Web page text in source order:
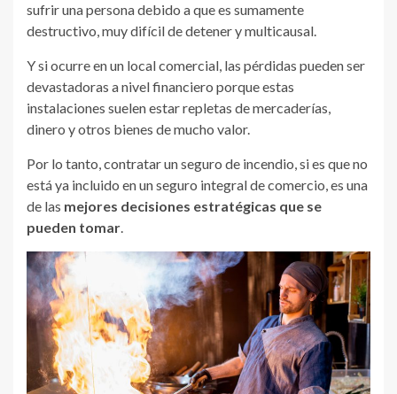
sufrir una persona debido a que es sumamente
destructivo, muy difícil de detener y multicausal.
Y si ocurre en un local comercial, las pérdidas pueden ser
devastadoras a nivel financiero porque estas
instalaciones suelen estar repletas de mercaderías,
dinero y otros bienes de mucho valor.
Por lo tanto, contratar un seguro de incendio, si es que no
está ya incluido en un seguro integral de comercio, es una
de las mejores decisiones estratégicas que se
pueden tomar.